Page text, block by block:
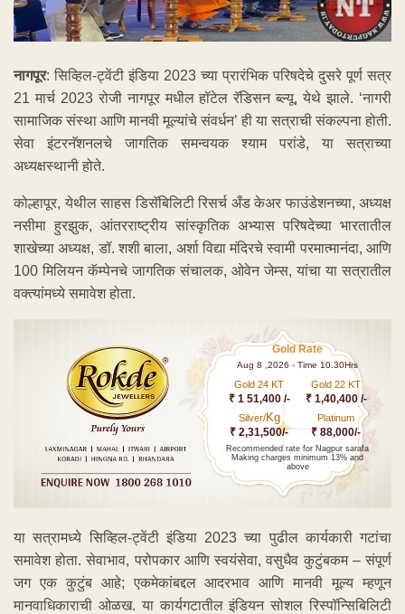
नागपूर: सिव्हिल-ट्वेंटी इंडिया 2023 च्या प्रारंभिक परिषदेचे दुसरे पूर्ण सत्र
21 मार्च 2023 रोजी नागपूर मधील हॉटेल रॅडिसन ब्ल्यू, येथे झाले. ‘नागरी
सामाजिक संस्था आणि मानवी मूल्यांचे संवर्धन’ ही या सत्राची संकल्पना होती.
सेवा इंटरनॅशनलचे जागतिक समन्वयक श्याम परांडे, या सत्राच्या
अध्यक्षस्थानी होते.
कोल्हापूर, येथील साहस डिसॅबिलिटी रिसर्च अँड केअर फाउंडेशनच्या, अध्यक्ष
नसीमा हुरझुक, आंतरराष्ट्रीय सांस्कृतिक अभ्यास परिषदेच्या भारतातील
शाखेच्या अध्यक्ष, डॉ. शशी बाला, अर्शा विद्या मंदिरचे स्वामी परमात्मानंदा, आणि
100 मिलियन कॅम्पेनचे जागतिक संचालक, ओवेन जेम्स, यांचा या सत्रातील
वक्त्यांमध्ये समावेश होता.
Gold Rate
Aug 8 ,2026 - Time 10.30Hrs
Gold 24 KT
₹ 1 51,400 /-
Gold 22 KT
₹ 1,40,400 /-
Silver/Kg
₹ 2,31,500/-
Platinum
₹ 88,000/-
Recommended rate for Nagpur sarafa
Making charges minimum 13% and
above
या सत्रामध्ये सिव्हिल-ट्वेंटी इंडिया 2023 च्या पुढील कार्यकारी गटांचा
समावेश होता. सेवाभाव, परोपकार आणि स्वयंसेवा, वसुधैव कुटुंबकम – संपूर्ण
जग एक कुटुंब आहे; एकमेकांबद्दल आदरभाव आणि मानवी मूल्य म्हणून
मानवाधिकाराची ओळख. या कार्यगटातील इंडियन सोशल रिस्पॉन्सिबिलिटी